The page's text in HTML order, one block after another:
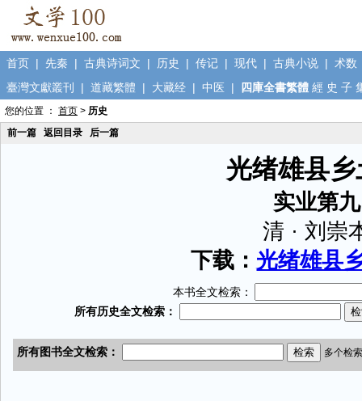
首页 | 先秦 | 古典诗词文 | 历史 | 传记 | 现代 | 古典小说 | 术数
臺灣文獻叢刊
| 道藏繁體 | 大藏经 | 中医 | 四庫全書繁體 經 史 子
您的位置 ： 首页 > 历史
前一篇
返回目录 后一篇
光绪雄县
实业第九
清 · 刘崇
下载： 光绪雄县
本书全文检索：